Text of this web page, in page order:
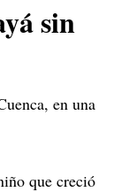
sin
en una
que creció